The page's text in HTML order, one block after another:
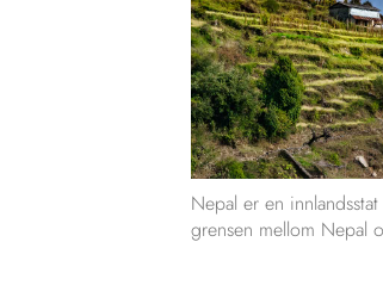
Nepal er en
grensen mellom Nepal